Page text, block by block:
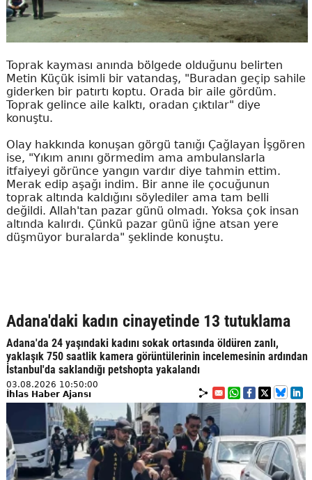
Toprak kayması anında bölgede olduğunu belirten
Metin Küçük isimli bir vatandaş, "Buradan geçip sahile
giderken bir patırtı koptu. Orada bir aile gördüm.
Toprak gelince aile kalktı, oradan çıktılar" diye
konuştu.
Olay hakkında konuşan görgü tanığı Çağlayan İşgören
ise, "Yıkım anını görmedim ama ambulanslarla
itfaiyeyi görünce yangın vardır diye tahmin ettim.
Merak edip aşağı indim. Bir anne ile çocuğunun
toprak altında kaldığını söylediler ama tam belli
değildi. Allah'tan pazar günü olmadı. Yoksa çok insan
altında kalırdı. Çünkü pazar günü iğne atsan yere
düşmüyor buralarda" şeklinde konuştu.
Adana'daki kadın cinayetinde 13 tutuklama
Adana'da 24 yaşındaki kadını sokak ortasında öldüren zanlı,
yaklaşık 750 saatlik kamera görüntülerinin incelemesinin ardından
İstanbul'da saklandığı petshopta yakalandı
03.08.2026 10:50:00
İhlas Haber Ajansı